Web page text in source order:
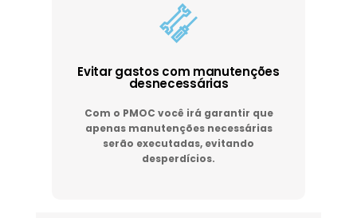
Evitar gastos com manutenções
desnecessárias
Com o PMOC você irá garantir que
apenas manutenções necessárias
serão executadas, evitando
desperdícios.